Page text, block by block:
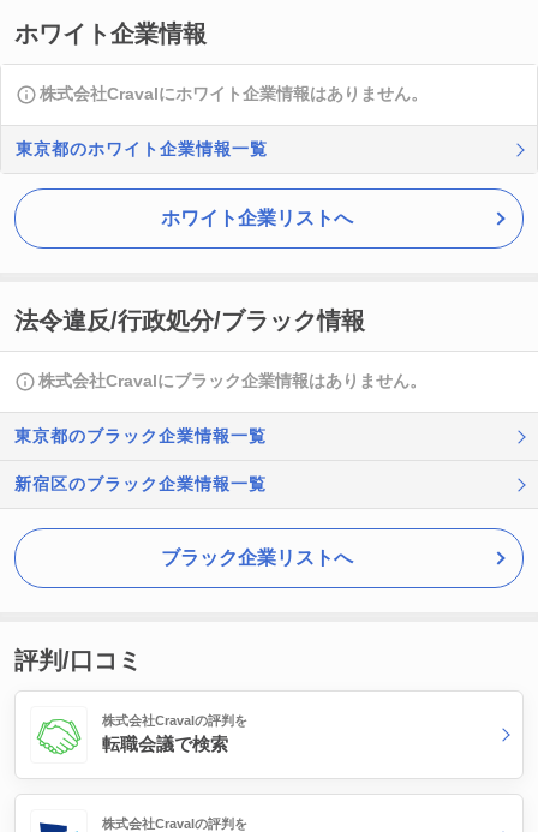
ホワイト企業情報
株式会社Cravalにホワイト企業情報はありません。
東京都のホワイト企業情報一覧
ホワイト企業リストへ
法令違反/行政処分/ブラック情報
株式会社Cravalにブラック企業情報はありません。
東京都のブラック企業情報一覧
新宿区のブラック企業情報一覧
ブラック企業リストへ
評判/口コミ
株式会社Cravalの評判を
転職会議で検索
株式会社Cravalの評判を